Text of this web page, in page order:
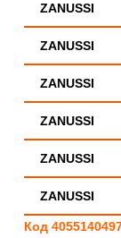
ZANUSSI
ZANUSSI
ZANUSSI
ZANUSSI
ZANUSSI
ZANUSSI
Код